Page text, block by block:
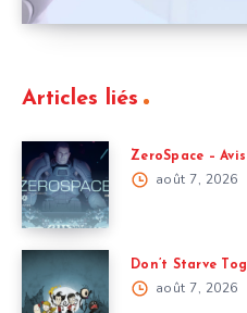
Articles liés
ZeroSpace – Avis
août 7, 2026
Don’t Starve
août 7, 2026